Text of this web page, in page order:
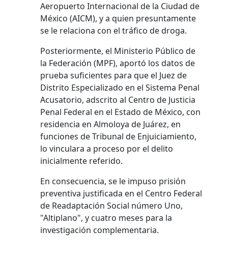
Aeropuerto Internacional de la Ciudad de
México (AICM), y a quien presuntamente
se le relaciona con el tráfico de droga.
Posteriormente, el Ministerio Público de
la Federación (MPF), aportó los datos de
prueba suficientes para que el Juez de
Distrito Especializado en el Sistema Penal
Acusatorio, adscrito al Centro de Justicia
Penal Federal en el Estado de México, con
residencia en Almoloya de Juárez, en
funciones de Tribunal de Enjuiciamiento,
lo vinculara a proceso por el delito
inicialmente referido.
En consecuencia, se le impuso prisión
preventiva justificada en el Centro Federal
de Readaptación Social número Uno,
"Altiplano", y cuatro meses para la
investigación complementaria.